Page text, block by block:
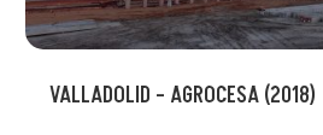
VALLADOLID – AGROCESA (2018)